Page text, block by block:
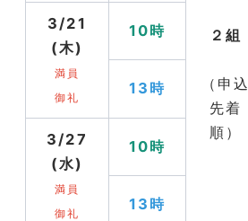
２組
（申込
先着
順）
3/21
(木)
満員
御礼
10時
13時
3/27
(水)
満員
御礼
10時
13時